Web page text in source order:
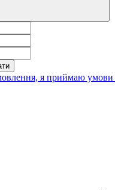
я приймаю умови